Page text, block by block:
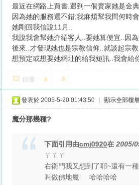
最近在網路上買書.遇到一個賣家她是金
因為她的服務還不錯;我麻煩幫我問何時會
她剛回我信說11月..
我說我會幫她介紹客人..要她算便宜..因為
後來..才發現她也是宗教信仰..就談起宗
想預定或想要她網址的給我短訊..我會給
回覆
發表於 2005-5-20 01:43:50 顯示全部樓
魔分那幾種?
下面引用由cmj0920在 2005/
ㄚㄚㄚ
右衛門我又想到了耶~還有一
叫做佛地魔 哈哈哈哈